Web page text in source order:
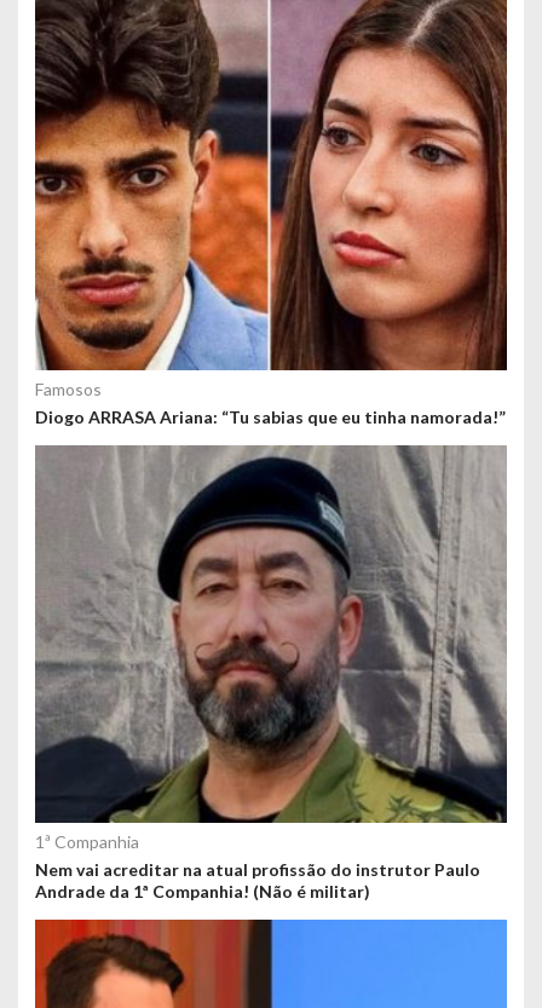
t
e
ú
d
o
s
Famosos
Diogo ARRASA Ariana: “Tu sabias que eu tinha namorada!”
1ª Companhia
Nem vai acreditar na atual profissão do instrutor Paulo
Andrade da 1ª Companhia! (Não é militar)